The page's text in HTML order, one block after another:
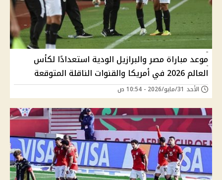
موعد مباراة مصر والبرازيل الودية استعدادًا لكأس
العالم 2026 في أمريكا والقنوات الناقلة المتوقعة
الأحد 31/مايو/2026 - 10:54 ص